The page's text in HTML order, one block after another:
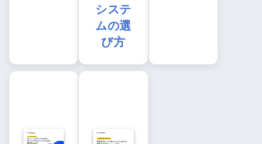
システ
ムの選
び方